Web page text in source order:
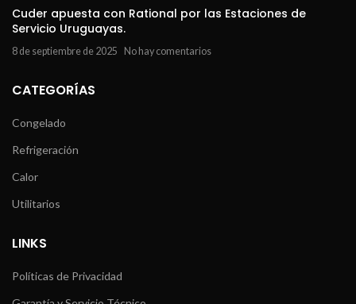
Cuder apuesta con Rational por las Estaciones de
Servicio Uruguayas.
8 de septiembre de 2025 No hay comentarios
CATEGORÍAS
Congelado
Refrigeración
Calor
Utilitarios
LINKS
Políticas de Privacidad